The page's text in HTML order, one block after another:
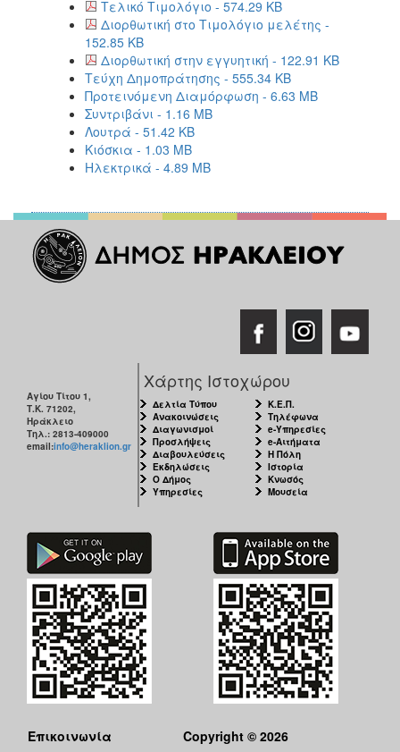
Τελικό Τιμολόγιο - 574.29 KB
Διορθωτική στο Τιμολόγιο μελέτης -
152.85 KB
Διορθωτική στην εγγυητική - 122.91 KB
Τεύχη Δημοπράτησης - 555.34 KB
Προτεινόμενη Διαμόρφωση - 6.63 MB
Συντριβάνι - 1.16 MB
Λουτρά - 51.42 KB
Κιόσκια - 1.03 MB
Ηλεκτρικά - 4.89 MB
Αγίου Τίτου 1,
Τ.Κ. 71202,
Ηράκλειο
Τηλ.: 2813-409000
email:info@heraklion.gr
Χάρτης Ιστοχώρου
Δελτία Τύπου
Ανακοινώσεις
Διαγωνισμοί
Προσλήψεις
Διαβουλεύσεις
Εκδηλώσεις
Ο Δήμος
Υπηρεσίες
Κ.Ε.Π.
Τηλέφωνα
e-Υπηρεσίες
e-Αιτήματα
Η Πόλη
Ιστορία
Κνωσός
Μουσεία
Επικοινωνία Copyright © 2026